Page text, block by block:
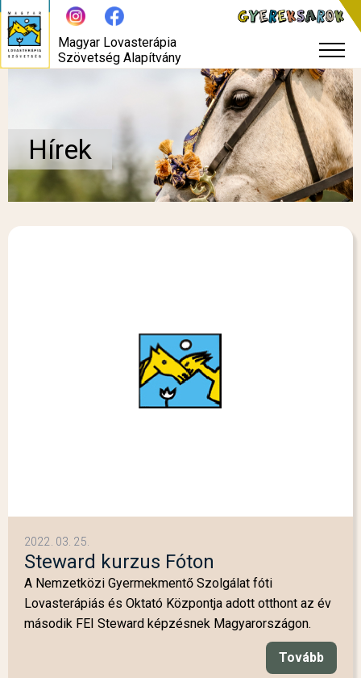
Magyar Lovasterápia
Szövetség Alapítvány
Hírek
2022. 03. 25.
Steward kurzus Fóton
A Nemzetközi Gyermekmentő Szolgálat fóti
Lovasterápiás és Oktató Központja adott otthont az év
második FEI Steward képzésnek Magyarországon.
Tovább